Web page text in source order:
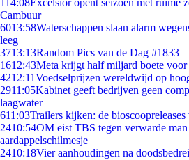
114:08Excelsior opent seizoen met ruime
Cambuur
6013:58Waterschappen slaan alarm
leeg
3713:13Random Pics van de Dag #1833
1612:43Meta krijgt half miljard boete voor
4212:11Voedselprijzen wereldwijd op
2911:05Kabinet geeft bedrijven geen
laagwater
611:03Trailers kijken: de
2410:54OM eist TBS tegen verwarde
aardappelschilmesje
2410:18Vier aanhoudingen na